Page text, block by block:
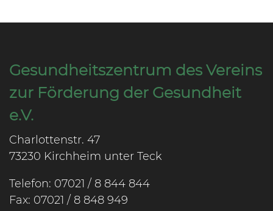
Gesundheitszentrum des Vereins
zur Förderung der Gesundheit
e.V.
Charlottenstr. 47
73230 Kirchheim unter Teck
Telefon: 07021 / 8 844 844
Fax: 07021 / 8 848 949